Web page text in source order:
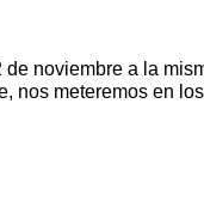
noviembre a la
nos meteremos en